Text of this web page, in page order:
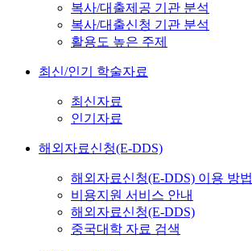
복사/대출제공 기관 분석
복사/대출신청 기관 분석
활용도 높은 주제
최신/인기 학술자료
최신자료
인기자료
해외자료신청(E-DDS)
해외자료신청(E-DDS) 이용 방법
비용지원 서비스 안내
해외자료신청(E-DDS)
중국대학 자료 검색